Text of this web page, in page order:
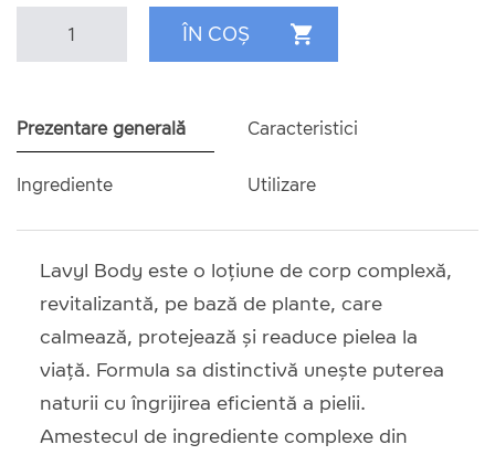
Prezentare generală Caracteristici
Ingrediente Utilizare
Lavyl Body este o loțiune de corp complexă,
revitalizantă, pe bază de plante, care
calmează, protejează și readuce pielea la
viață. Formula sa distinctivă unește puterea
naturii cu îngrijirea eficientă a pielii.
Amestecul de ingrediente complexe din